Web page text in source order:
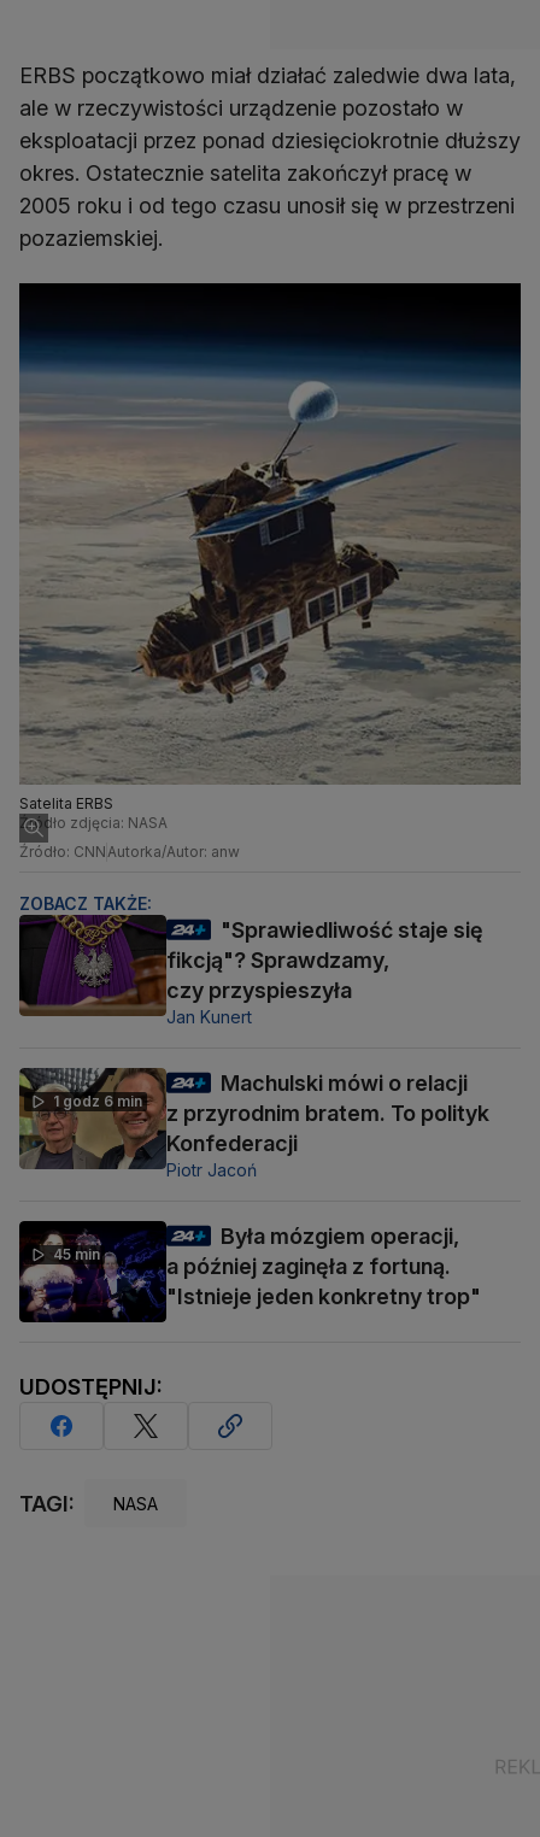
ERBS początkowo miał działać zaledwie dwa lata,
ale w rzeczywistości urządzenie pozostało w
eksploatacji przez ponad dziesięciokrotnie dłuższy
okres. Ostatecznie satelita zakończył pracę w
2005 roku i od tego czasu unosił się w przestrzeni
pozaziemskiej.
Satelita ERBS
Źródło zdjęcia: NASA
Źródło: CNNAutorka/Autor: anw
ZOBACZ TAKŻE:
"Sprawiedliwość staje się
fikcją"? Sprawdzamy,
czy przyspieszyła
Jan Kunert
1 godz 6 min
Machulski mówi o relacji
z przyrodnim bratem. To polityk
Konfederacji
Piotr Jacoń
45 min
Była mózgiem operacji,
a później zaginęła z fortuną.
"Istnieje jeden konkretny trop"
UDOSTĘPNIJ:
TAGI: NASA